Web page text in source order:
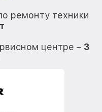
ремонту техники
центре – 3